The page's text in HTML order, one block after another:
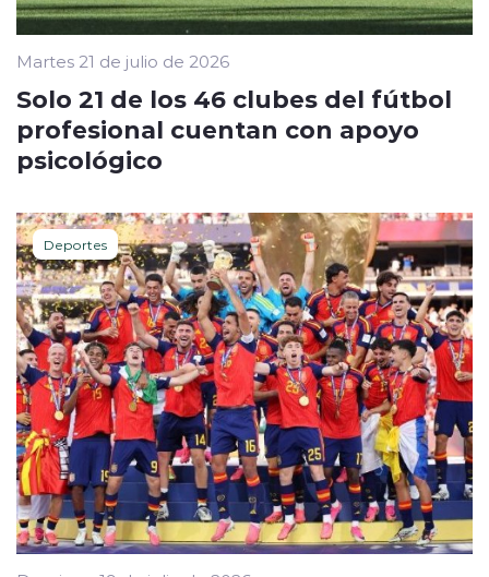
Martes 21 de julio de 2026
Solo 21 de los 46 clubes del fútbol
profesional cuentan con apoyo
psicológico
Deportes